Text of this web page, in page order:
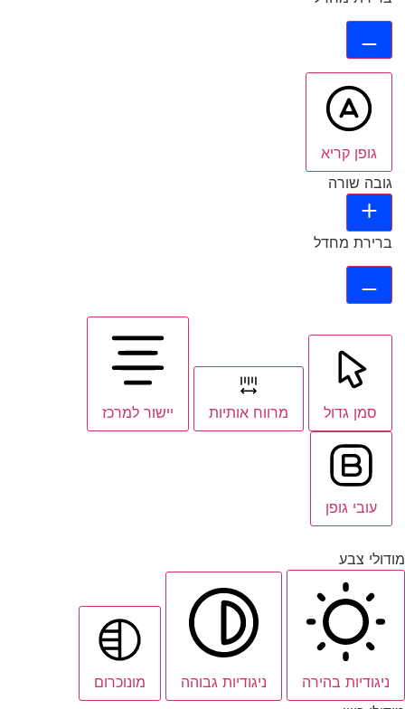
גופן קריא
גובה שורה
ברירת מחדל
סמן גדול מרווח אותיות יישור למרכז
עובי גופן
מודולי צבע
ניגודיות בהירה ניגודיות גבוהה
מונוכרום